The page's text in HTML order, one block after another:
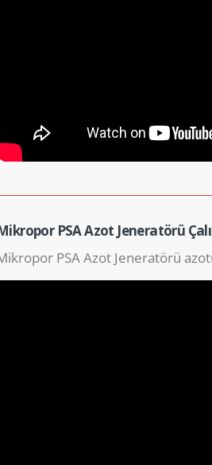
PSA Azot Jeneratörü
PSA Azot Jeneratörü